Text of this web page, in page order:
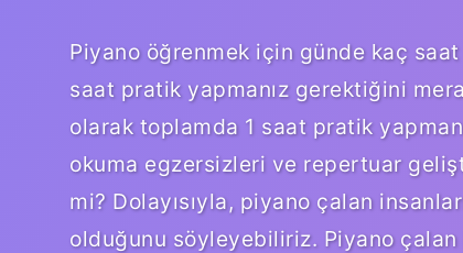
Piyano öğrenmek için günde kaç
saat pratik yapmanız gerektiğini
olarak toplamda 1 saat pratik
okuma egzersizleri ve repertuar
mi? Dolayısıyla, piyano çalan
olduğunu söyleyebiliriz. Piyano çalan